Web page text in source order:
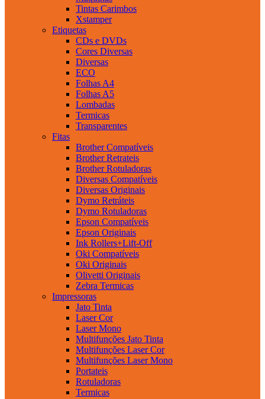
Tintas Carimbos
Xstamper
Etiquetas
CDs e DVDs
Cores Diversas
Diversas
ECO
Folhas A4
Folhas A5
Lombadas
Termicas
Transparentes
Fitas
Brother Compatíveis
Brother Retrateis
Brother Rotuladoras
Diversas Compatíveis
Diversas Originais
Dymo Retráteis
Dymo Rotuladoras
Epson Compatíveis
Epson Originais
Ink Rollers+Lift-Off
Oki Compatíveis
Oki Originais
Olivetti Originais
Zebra Termicas
Impressoras
Jato Tinta
Laser Cor
Laser Mono
Multifunções Jato Tinta
Multifunções Laser Cor
Multifunções Laser Mono
Portateis
Rotuladoras
Termicas